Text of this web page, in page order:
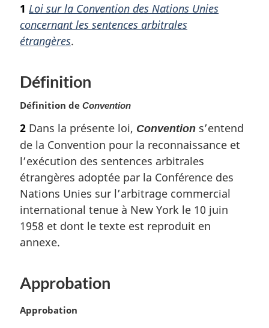
t
e
m
g
i
n
l
e
:
1 Loi sur la Convention des Nations Unies
concernant les sentences arbitrales
étrangères.
Définition
Définition de Convention
2 Dans la présente loi, Convention s’entend
de la Convention pour la reconnaissance et
l’exécution des sentences arbitrales
étrangères adoptée par la Conférence des
Nations Unies sur l’arbitrage commercial
international tenue à New York le 10 juin
1958 et dont le texte est reproduit en
annexe.
Approbation
N
Approbation